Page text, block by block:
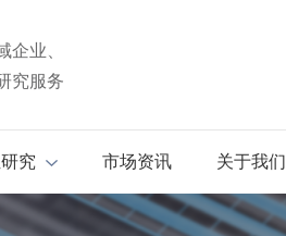
企业、
究服务
究 市场资讯 关于我们